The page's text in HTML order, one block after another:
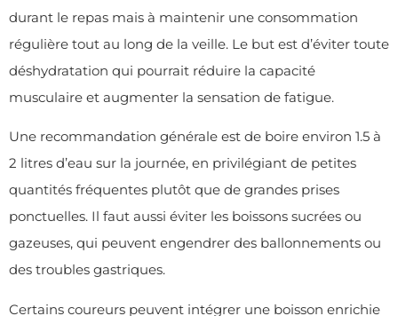
durant le repas mais à maintenir une consommation
régulière tout au long de la veille. Le but est d’éviter toute
déshydratation qui pourrait réduire la capacité
musculaire et augmenter la sensation de fatigue.
Une recommandation générale est de boire environ 1.5 à
2 litres d’eau sur la journée, en privilégiant de petites
quantités fréquentes plutôt que de grandes prises
ponctuelles. Il faut aussi éviter les boissons sucrées ou
gazeuses, qui peuvent engendrer des ballonnements ou
des troubles gastriques.
Certains coureurs peuvent intégrer une boisson enrichie